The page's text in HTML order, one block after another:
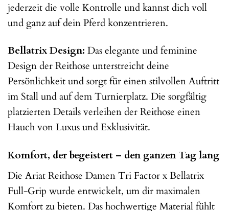
jederzeit die volle Kontrolle und kannst dich voll
und ganz auf dein Pferd konzentrieren.
Bellatrix Design: Das elegante und feminine
Design der Reithose unterstreicht deine
Persönlichkeit und sorgt für einen stilvollen Auftritt
im Stall und auf dem Turnierplatz. Die sorgfältig
platzierten Details verleihen der Reithose einen
Hauch von Luxus und Exklusivität.
Komfort, der begeistert – den ganzen Tag lang
Die Ariat Reithose Damen Tri Factor x Bellatrix
Full-Grip wurde entwickelt, um dir maximalen
Komfort zu bieten. Das hochwertige Material fühlt